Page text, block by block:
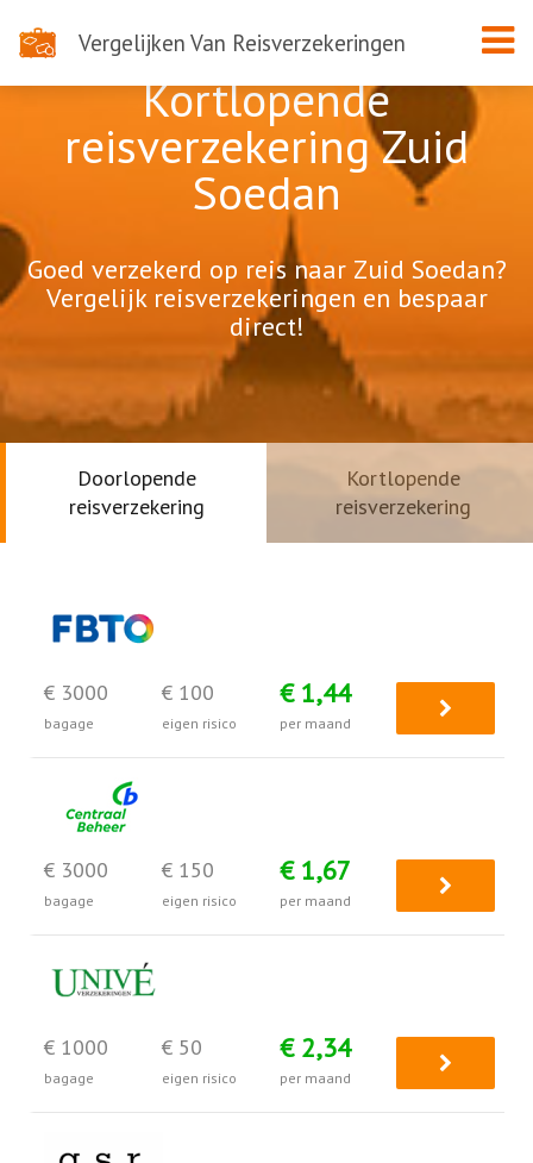
Vergelijken Van Reisverzekeringen
Kortlopende
reisverzekering Zuid
Soedan
Goed verzekerd op reis naar Zuid Soedan?
Vergelijk reisverzekeringen en bespaar
direct!
Doorlopende
reisverzekering
Kortlopende
reisverzekering
€ 3000
bagage
€ 100
eigen risico
€ 1,44
per maand
€ 3000
bagage
€ 150
eigen risico
€ 1,67
per maand
€ 1000
bagage
€ 50
eigen risico
€ 2,34
per maand